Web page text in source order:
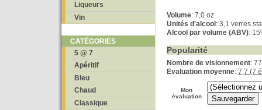
Liqueurs
Vin
CATÉGORIES
5 @ 7
Apéritif
Bleu
Chaud
Classique
Volume: 7,0 oz
Unités d'alcool : 3,1 verres
Alcool par volume (ABV):
Popularité
Nombre de visionnement:
Evaluation moyenne: 7,7 (7
Mon
évaluation